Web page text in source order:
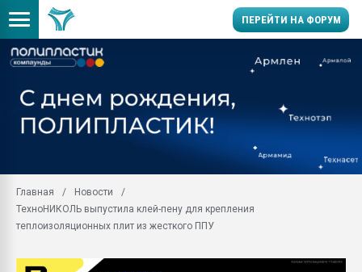
ПЕРЕЙТИ НА ФОРУМ
заводу пластмасс"
Главная
Новости
ТехноНИКОЛЬ выпустила клей-пену для крепления
теплоизоляционных плит из жесткого ППУ